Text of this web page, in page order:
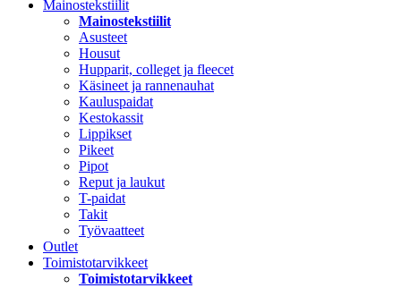
Mainostekstiilit
Mainostekstiilit
Asusteet
Housut
Hupparit, colleget ja fleecet
Käsineet ja rannenauhat
Kauluspaidat
Kestokassit
Lippikset
Pikeet
Pipot
Reput ja laukut
T-paidat
Takit
Työvaatteet
Outlet
Toimistotarvikkeet
Toimistotarvikkeet